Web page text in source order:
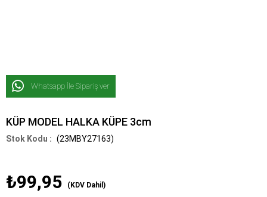
Whatsapp İle Sipariş ver
KÜP MODEL HALKA KÜPE 3cm
(23MBY27163)
₺99,95 (KDV Dahil)